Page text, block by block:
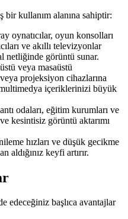
kullanım alanına sahiptir:
oynatıcılar, oyun konsolları
ve akıllı televizyonlar
netliğinde görüntü sunar.
veya masaüstü
projeksiyon cihazlarına
multimedya içeriklerinizi büyük
odaları, eğitim kurumları ve
kesintisiz görüntü aktarımı
hızları ve düşük gecikme
aldığınız keyfi artırır.
edeceğiniz başlıca avantajlar